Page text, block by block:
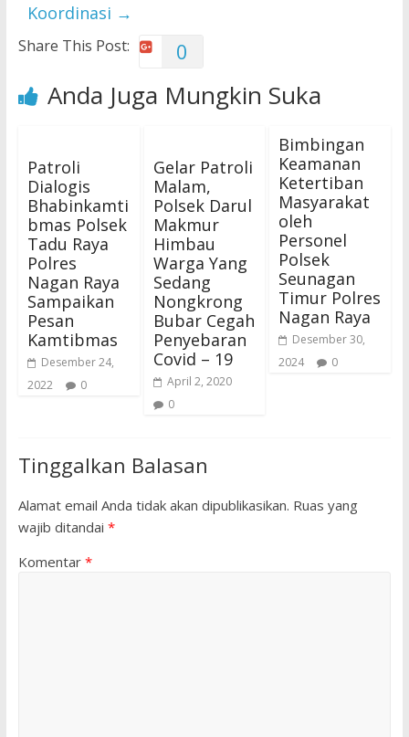
Koordinasi →
Share This Post: 0
Anda Juga Mungkin Suka
Patroli
Dialogis
Bhabinkamti
bmas Polsek
Tadu Raya
Polres
Nagan Raya
Sampaikan
Pesan
Kamtibmas
Desember 24,
2022
0
Gelar Patroli
Malam,
Polsek Darul
Makmur
Himbau
Warga Yang
Sedang
Nongkrong
Bubar Cegah
Penyebaran
Covid – 19
April 2, 2020
0
Bimbingan
Keamanan
Ketertiban
Masyarakat
oleh
Personel
Polsek
Seunagan
Timur Polres
Nagan Raya
Desember 30,
2024
0
Tinggalkan Balasan
Alamat email Anda tidak akan dipublikasikan. Ruas yang
wajib ditandai *
Komentar *